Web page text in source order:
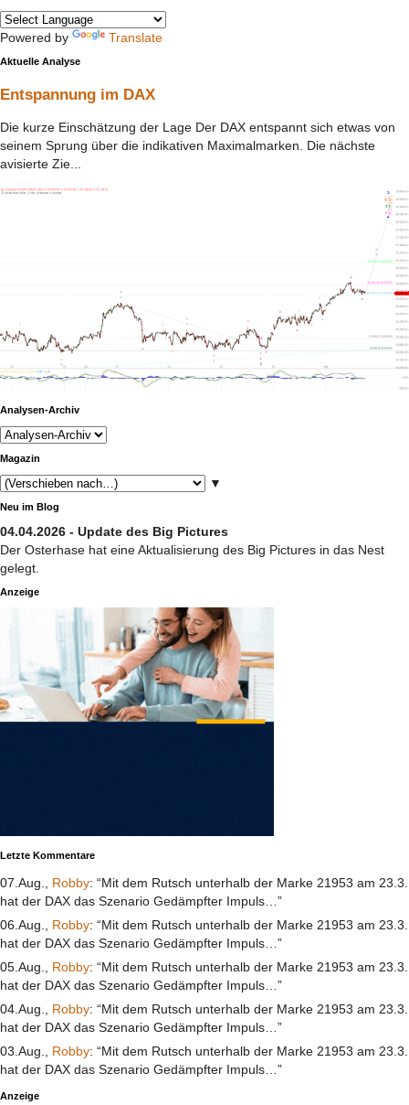
Powered by Translate
Aktuelle Analyse
Entspannung im DAX
Die kurze Einschätzung der Lage Der DAX entspannt sich etwas von
seinem Sprung über die indikativen Maximalmarken. Die nächste
avisierte Zie...
Analysen-Archiv
Magazin
▼
Neu im Blog
04.04.2026 - Update des Big Pictures
Der Osterhase hat eine Aktualisierung des Big Pictures in das Nest
gelegt.
Anzeige
Letzte Kommentare
07.Aug., Robby: “Mit dem Rutsch unterhalb der Marke 21953 am 23.3.
hat der DAX das Szenario Gedämpfter Impuls…”
06.Aug., Robby: “Mit dem Rutsch unterhalb der Marke 21953 am 23.3.
hat der DAX das Szenario Gedämpfter Impuls…”
05.Aug., Robby: “Mit dem Rutsch unterhalb der Marke 21953 am 23.3.
hat der DAX das Szenario Gedämpfter Impuls…”
04.Aug., Robby: “Mit dem Rutsch unterhalb der Marke 21953 am 23.3.
hat der DAX das Szenario Gedämpfter Impuls…”
03.Aug., Robby: “Mit dem Rutsch unterhalb der Marke 21953 am 23.3.
hat der DAX das Szenario Gedämpfter Impuls…”
Anzeige